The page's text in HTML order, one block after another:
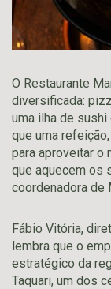
O Restaurante
diversificada:
uma ilha de
que uma
para aproveitar o
que aquecem os
coordenadora de
Fábio Vitória,
lembra que o
estratégico da
Taquari, um dos